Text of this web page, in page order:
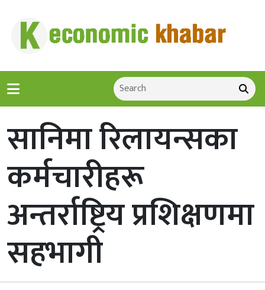
सानिमा रिलायन्सका
कर्मचारीहरू
अन्तर्राष्ट्रिय प्रशिक्षणमा
सहभागी